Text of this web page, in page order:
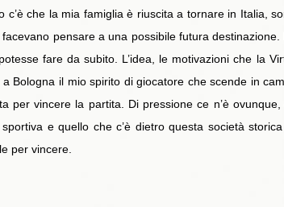
che la mia famiglia è riuscita a tornare in Italia,
pensare a una possibile futura
fare da subito. L’idea, le motivazioni che la
Bologna il mio spirito di giocatore che scende in
per vincere la partita. Di pressione ce n’è
e quello che c’è dietro questa società
per vincere.